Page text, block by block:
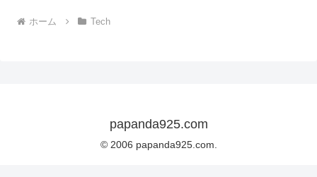
ホーム Tech
papanda925.com
© 2006 papanda925.com.